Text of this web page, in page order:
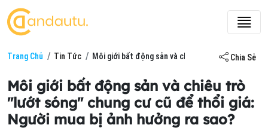
Trang Chủ Tin Tức Môi giới bất động sản và chiêu trò "lướt sóng"
Chia Sẻ
Môi giới bất động sản và chiêu trò
"lướt sóng" chung cư cũ để thổi giá:
Người mua bị ảnh hưởng ra sao?